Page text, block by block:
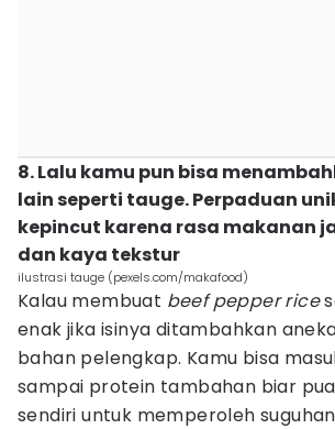
8. Lalu kamu pun bisa
lain seperti tauge. Perpaduan
kepincut karena rasa makanan
dan kaya tekstur
ilustrasi tauge (pexels.com/makafood)
Kalau membuat beef pepper rice
enak jika isinya ditambahkan
bahan pelengkap. Kamu bisa
sampai protein tambahan biar
sendiri untuk memperoleh